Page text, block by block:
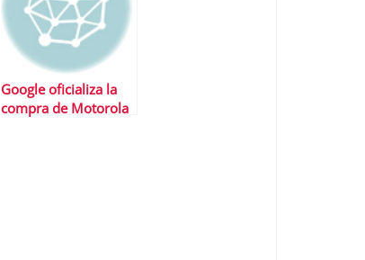
Google oficializa la
compra de Motorola